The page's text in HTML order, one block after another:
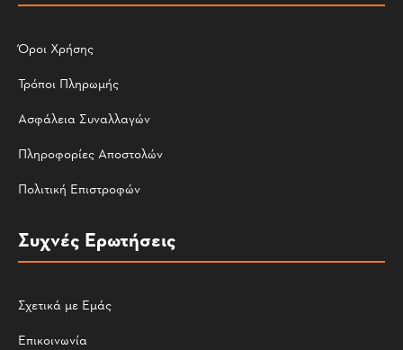
Όροι Χρήσης
Τρόποι Πληρωμής
Ασφάλεια Συναλλαγών
Πληροφορίες Αποστολών
Πολιτική Επιστροφών
Συχνές Ερωτήσεις
Σχετικά με Εμάς
Επικοινωνία